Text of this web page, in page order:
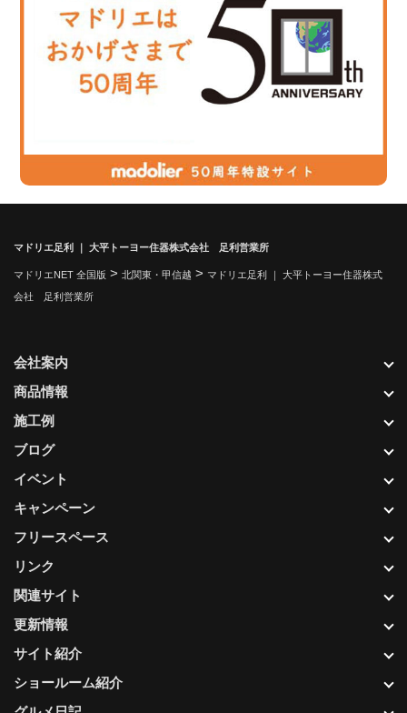
マドリエ足利 ｜ 大平トーヨー住器株式会社 足利営業所
マドリエNET 全国版 > 北関東・甲信越 > マドリエ足利 ｜ 大平トーヨー住器株式
会社 足利営業所
更新情報
サイト紹介
ショールーム紹介
会社案内
商品情報
施工例
ブログ
イベント
キャンペーン
フリースペース
リンク
関連サイト